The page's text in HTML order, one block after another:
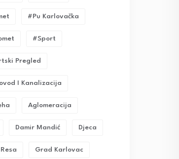
#pu Karlovačka
#sport
Pregled
I Kanalizacija
Aglomeracija
Damir Mandić Djeca
Grad Karlovac